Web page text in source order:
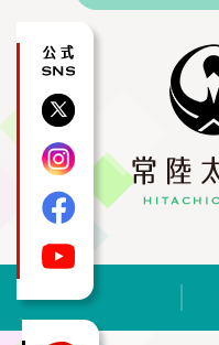
公式SNS
X
Instagram
Facebook
YouTube